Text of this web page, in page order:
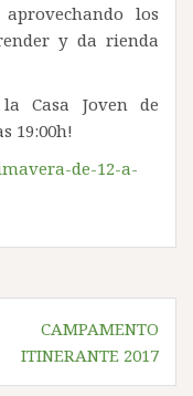
los
y da rienda
Casa Joven de
19:00h!
de-12-a-
CAMPAMENTO
ITINERANTE 2017